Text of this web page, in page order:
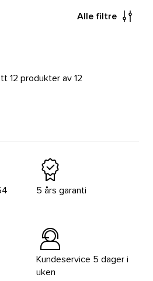
Alle filtre
12 produkter av 12
5 års garanti
Kundeservice 5 dager i
uken